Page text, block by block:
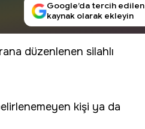
Google’da tercih edilen
kaynak olarak ekleyin
düzenlenen silahlı
kişi ya da